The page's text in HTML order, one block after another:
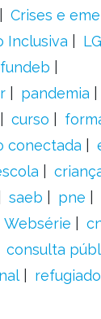
Crises e
Inclusiva
fundeb
pandemia
curso
conectada
saeb pne
Websérie
consulta